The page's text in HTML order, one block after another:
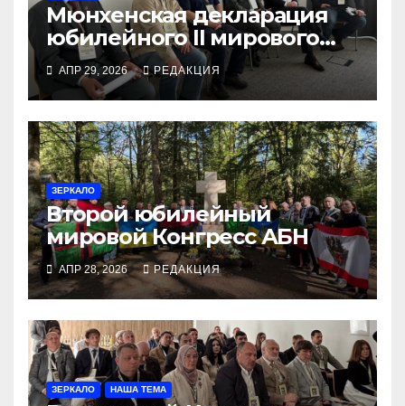
Мюнхенская декларация
юбилейного ІІ мирового
конгресса Антиимперского
блока народов
АПР 29, 2026 РЕДАКЦИЯ
ЗЕРКАЛО
Второй юбилейный
мировой Конгресс АБН
АПР 28, 2026 РЕДАКЦИЯ
ЗЕРКАЛО НАША ТЕМА